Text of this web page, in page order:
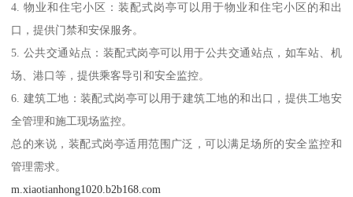
4. 物业和住宅小区：装配式岗亭可以用于物业和住宅小区的和出
口，提供门禁和安保服务。
5. 公共交通站点：装配式岗亭可以用于公共交通站点，如车站、机
场、港口等，提供乘客导引和安全监控。
6. 建筑工地：装配式岗亭可以用于建筑工地的和出口，提供工地安
全管理和施工现场监控。
总的来说，装配式岗亭适用范围广泛，可以满足场所的安全监控和
管理需求。
m.xiaotianhong1020.b2b168.com